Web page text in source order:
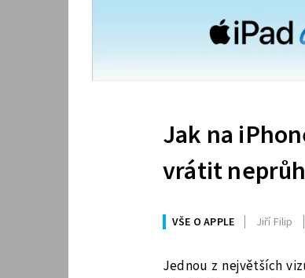
Jak na
vrátit
VŠE O APPLE Jiří Filip
Jednou z největších